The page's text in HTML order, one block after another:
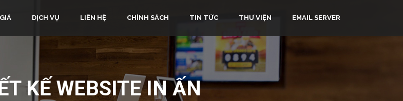
DỊCH VỤ LIÊN HỆ CHÍNH SÁCH TIN TỨC THƯ VIỆN EMAIL SERVER
KẾ WEBSITE IN ẤN